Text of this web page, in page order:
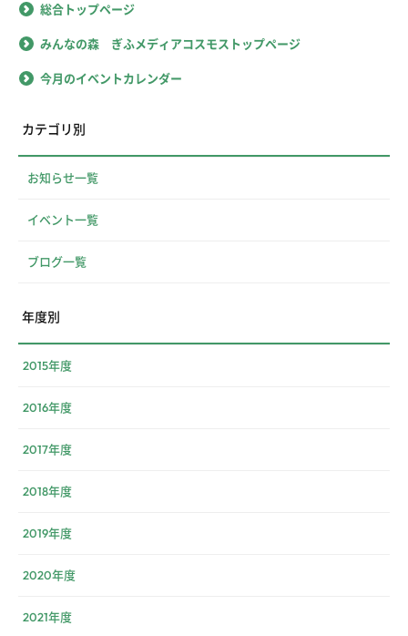
総合トップページ
みんなの森 ぎふメディアコスモストップページ
今月のイベントカレンダー
カテゴリ別
お知らせ一覧
イベント一覧
ブログ一覧
年度別
2015年度
2016年度
2017年度
2018年度
2019年度
2020年度
2021年度